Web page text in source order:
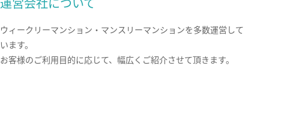
ウィークリーマンション・マンスリーマンションを多数運営して
います。
お客様のご利用目的に応じて、幅広くご紹介させて頂きます。